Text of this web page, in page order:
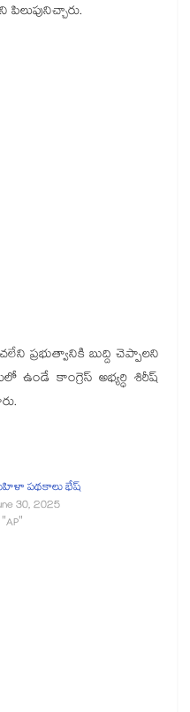
ప్ర‌భుత్వానికి బుద్ది చెప్పాల‌ని
ఉండే కాంగ్రెస్ అభ్యర్ధి శిరీష్
పథకాలు భేష్
30, 2025